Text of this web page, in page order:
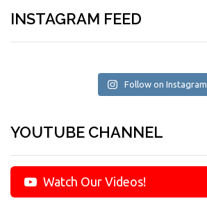
INSTAGRAM FEED
Follow on Instagram
YOUTUBE CHANNEL
Watch Our Videos!